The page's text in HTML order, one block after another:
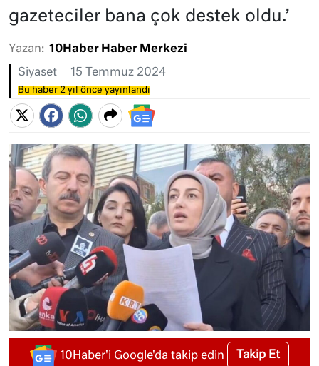
gazeteciler bana çok destek oldu.’
Yazan: 10Haber Haber Merkezi
Siyaset 15 Temmuz 2024
Bu haber 2 yıl önce yayınlandı
10Haber'i Google'da takip edin Takip Et